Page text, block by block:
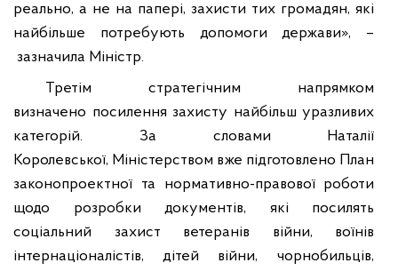
реально, а не на папері, захисти тих громадян, які
найбільше потребують допомоги держави»,
–
зазначила Міністр.
Третім стратегічним напрямком
визначено посилення захисту найбільш уразливих
категорій. За словами Наталії
Королевської, Міністерством вже підготовлено План
законопроектної та нормативно-правової роботи
щодо розробки документів, які посилять
соціальний захист ветеранів війни, воїнів
інтернаціоналістів, дітей
війни, чорнобильців,